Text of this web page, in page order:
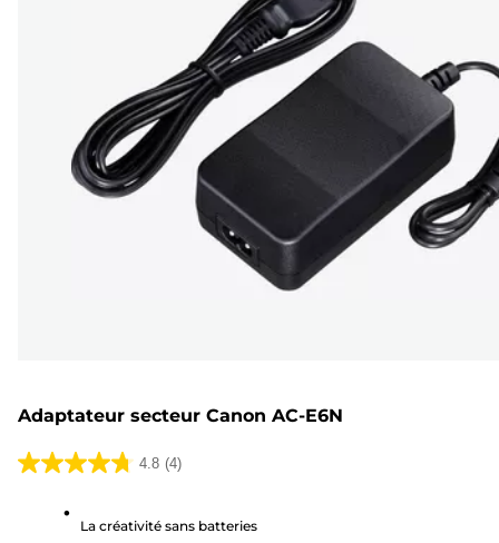
Adaptateur secteur Canon AC-E6N
4.8 (4)
4.8
La créativité sans batteries